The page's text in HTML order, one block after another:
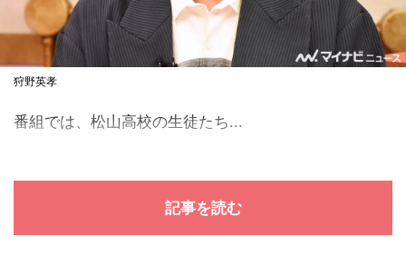
狩野英孝
番組では、松山高校の生徒たち...
記事を読む